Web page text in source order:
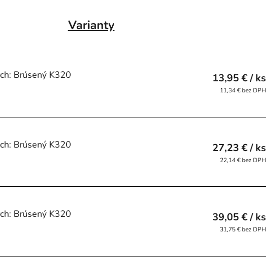
Varianty
Brúsený K320 13,95 €/ ks
11,34 € bez DPH
Brúsený K320 27,23 €/ ks
22,14 € bez DPH
Brúsený K320 39,05 €/ ks
31,75 € bez DPH